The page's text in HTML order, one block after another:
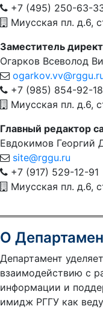
+7 (495) 250-63-
Миусская пл. д.6,
Заместитель
Огарков Всеволод
+7 (985) 854-92-18
Миусская пл. д.6,
Главный редактор
Евдокимов Георгий
site@rggu.ru
+7 (917) 529-12-91
Миусская пл. д.6,
О
Департамент
взаимодействию с
информации и
имидж РГГУ как